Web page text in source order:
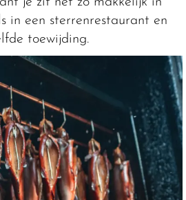
in een sterrenrestaurant en
toewijding.